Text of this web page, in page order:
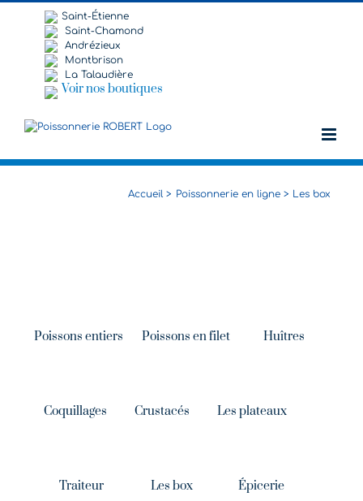
Saint-Étienne
Saint-Chamond
Andrézieux
Montbrison
La Talaudière
Voir nos boutiques
Accueil Poissonnerie en ligne Les box
Poissons entiers Poissons en filet Huîtres
Coquillages Crustacés Les plateaux
Traiteur Les box Épicerie